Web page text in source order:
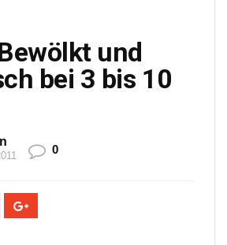
und
bei 3 bis 10
0